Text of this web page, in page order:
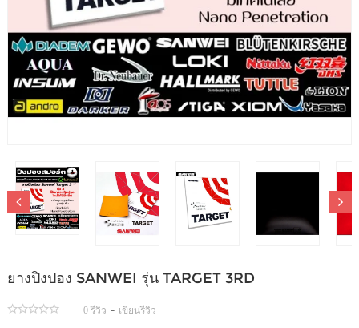
ยางปิงปอง SANWEI รุ่น TARGET 3RD
0 รีวิว - เขียนรีวิว